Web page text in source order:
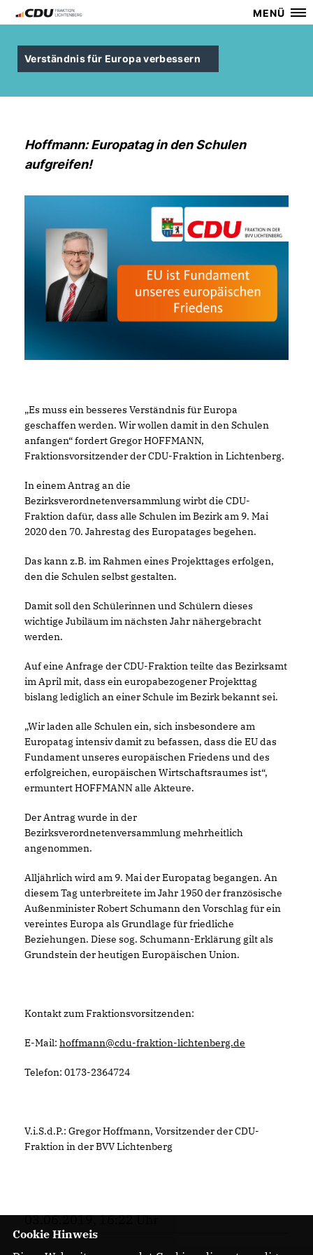
MENÜ
Verständnis für Europa verbessern
Hoffmann: Europatag in den Schulen
aufgreifen!
Es muss ein besseres Verständnis für Europa
geschaffen werden. Wir wollen damit in den Schulen
anfangen“ fordert Gregor HOFFMANN,
Fraktionsvorsitzender der CDU-Fraktion in Lichtenberg.
In einem Antrag an die
Bezirksverordnetenversammlung wirbt die CDU-
Fraktion dafür, dass alle Schulen im Bezirk am 9. Mai
2020 den 70. Jahrestag des Europatages begehen.
Das kann z.B. im Rahmen eines Projekttages erfolgen,
den die Schulen selbst gestalten.
Damit soll den Schülerinnen und Schülern dieses
wichtige Jubiläum im nächsten Jahr nähergebracht
werden.
Auf eine Anfrage der CDU-Fraktion teilte das Bezirksamt
im April mit, dass ein europabezogener Projekttag
bislang lediglich an einer Schule im Bezirk bekannt sei.
Wir laden alle Schulen ein, sich insbesondere am
Europatag intensiv damit zu befassen, dass die EU das
Fundament unseres europäischen Friedens und des
erfolgreichen, europäischen Wirtschaftsraumes ist“,
ermuntert HOFFMANN alle Akteure.
Der Antrag wurde in der
Bezirksverordnetenversammlung mehrheitlich
angenommen.
Alljährlich wird am 9. Mai der Europatag begangen. An
diesem Tag unterbreitete im Jahr 1950 der französische
Außenminister Robert Schumann den Vorschlag für ein
vereintes Europa als Grundlage für friedliche
Beziehungen. Diese sog. Schumann-Erklärung gilt als
Grundstein der heutigen Europäischen Union.
Kontakt zum Fraktionsvorsitzenden:
E-Mail: hoffmann@cdu-fraktion-lichtenberg.de
Telefon: 0173-2364724
V.i.S.d.P.: Gregor Hoffmann, Vorsitzender der CDU-
Fraktion in der BVV Lichtenberg
03.06.2019, 16:22 Uhr
Cookie Hinweis